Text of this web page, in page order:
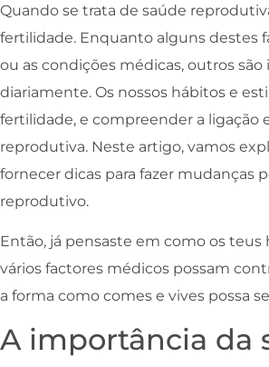
Quando se trata de saúde
fertilidade. Enquanto alguns destes
ou as condições médicas, outros
diariamente. Os nossos hábitos e
fertilidade, e compreender a ligação
reprodutiva. Neste artigo, vamos
fornecer dicas para fazer mudanças
reprodutivo.
Então, já pensaste em como os
vários factores médicos possam
a forma como comes e vives possa
A importância da